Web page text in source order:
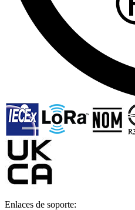
Enlaces de soporte: